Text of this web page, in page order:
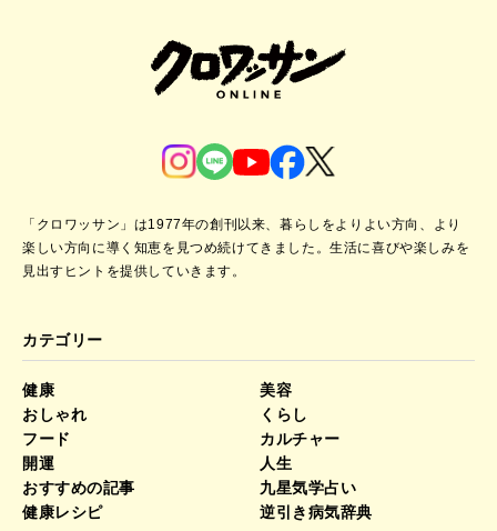
「クロワッサン」は1977年の創刊以来、暮らしをよりよい方向、より
楽しい方向に導く知恵を見つめ続けてきました。生活に喜びや楽しみを
見出すヒントを提供していきます。
カテゴリー
健康
美容
おしゃれ
くらし
フード
カルチャー
開運
人生
おすすめの記事
九星気学占い
健康レシピ
逆引き病気辞典